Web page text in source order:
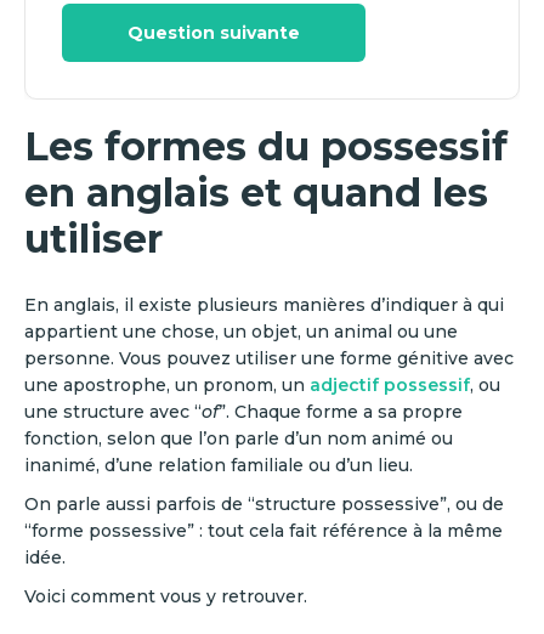
Question suivante
Les formes du possessif
en anglais et quand les
utiliser
En anglais, il existe plusieurs manières d’indiquer à qui
appartient une chose, un objet, un animal ou une
personne. Vous pouvez utiliser une forme génitive avec
une apostrophe, un pronom, un adjectif possessif, ou
une structure avec “of”. Chaque forme a sa propre
fonction, selon que l’on parle d’un nom animé ou
inanimé, d’une relation familiale ou d’un lieu.
On parle aussi parfois de “structure possessive”, ou de
“forme possessive” : tout cela fait référence à la même
idée.
Voici comment vous y retrouver.